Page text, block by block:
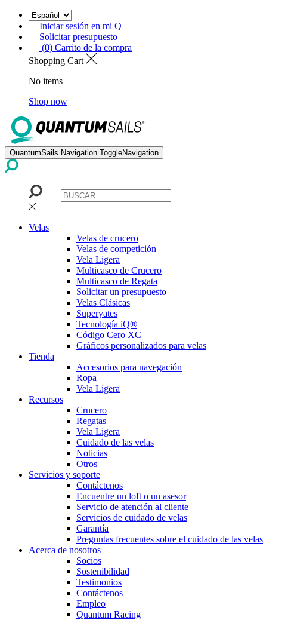
Iniciar sesión en mi Q
Solicitar presupuesto
(0) Carrito de la compra
Shopping Cart
No items
Shop now
QuantumSails.Navigation.ToggleNavigation
Velas
Velas de crucero
Velas de competición
Vela Ligera
Multicasco de Crucero
Multicasco de Regata
Solicitar un presupuesto
Velas Clásicas
Superyates
Tecnología iQ®
Código Cero XC
Gráficos personalizados para velas
Tienda
Accesorios para navegación
Ropa
Vela Ligera
Recursos
Crucero
Regatas
Vela Ligera
Cuidado de las velas
Noticias
Otros
Servicios y soporte
Contáctenos
Encuentre un loft o un asesor
Servicio de atención al cliente
Servicios de cuidado de velas
Garantía
Preguntas frecuentes sobre el cuidado de las velas
Acerca de nosotros
Socios
Sostenibilidad
Testimonios
Contáctenos
Empleo
Quantum Racing